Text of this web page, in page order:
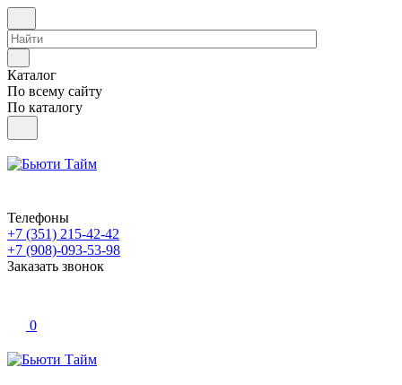
Каталог
По всему сайту
По каталогу
Телефоны
+7 (351) 215-42-42
+7 (908)-093-53-98
Заказать звонок
0